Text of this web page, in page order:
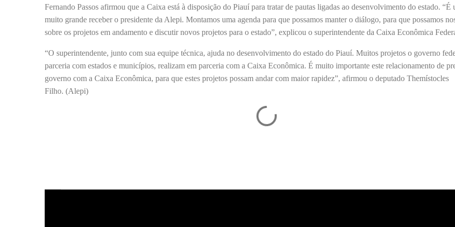
Fernando Passos afirmou que a Caixa está à disposição do Piauí para tratar de pautas ligadas ao desenvolvimento do estado. “É
muito grande receber o presidente da Alepi. Montamos uma agenda para que possamos manter o diálogo, para que possamos
sobre os projetos em andamento e discutir novos projetos para o estado”, explicou o superintendente da Caixa Econômica
“O superintendente, junto com sua equipe técnica, ajuda no desenvolvimento do estado do Piauí. Muitos projetos o governo
parceria com estados e municípios, realizam em parceria com a Caixa Econômica. É muito importante este relacionamento de
governo com a Caixa Econômica, para que estes projetos possam andar com maior rapidez”, afirmou o deputado Themístocles
Filho. (Alepi)